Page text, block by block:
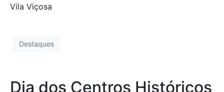
Vila Viçosa
Destaques
Dia dos Centros Históricos